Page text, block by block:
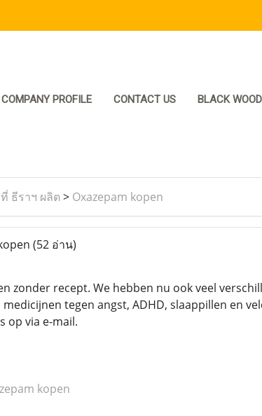
COMPANY PROFILE CONTACT US BLACK
ธีราฯ ผลิต > Oxazepam kopen
(52 อ่าน)
zonder recept. We hebben nu ook veel
tegen angst, ADHD, slaappillen en
op via e-mail.
kopen